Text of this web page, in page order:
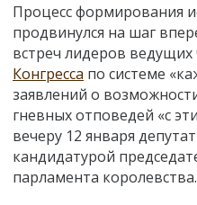
Процесс формирования
продвинулся на шаг
встреч лидеров
Конгресса по системе
заявлений о
гневных отповедей «с
вечеру 12 января
кандидатурой
парламента королевства.